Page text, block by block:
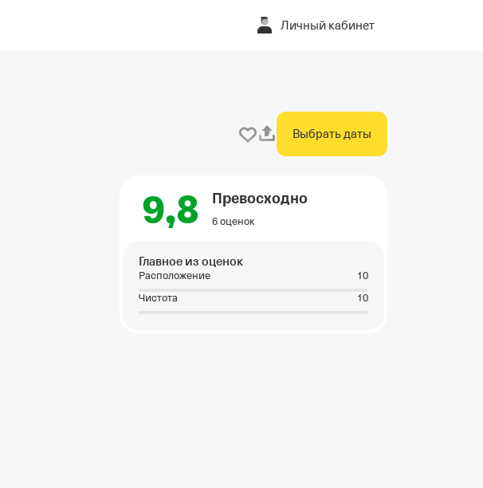
Личный кабинет
Выбрать даты
9,8 Превосходно
6 оценок
Главное из оценок
Расположение
10
Чистота
10